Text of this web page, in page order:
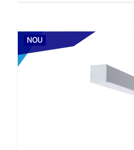
NOU